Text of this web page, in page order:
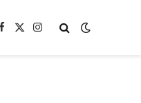
Facebook
X
Instagram